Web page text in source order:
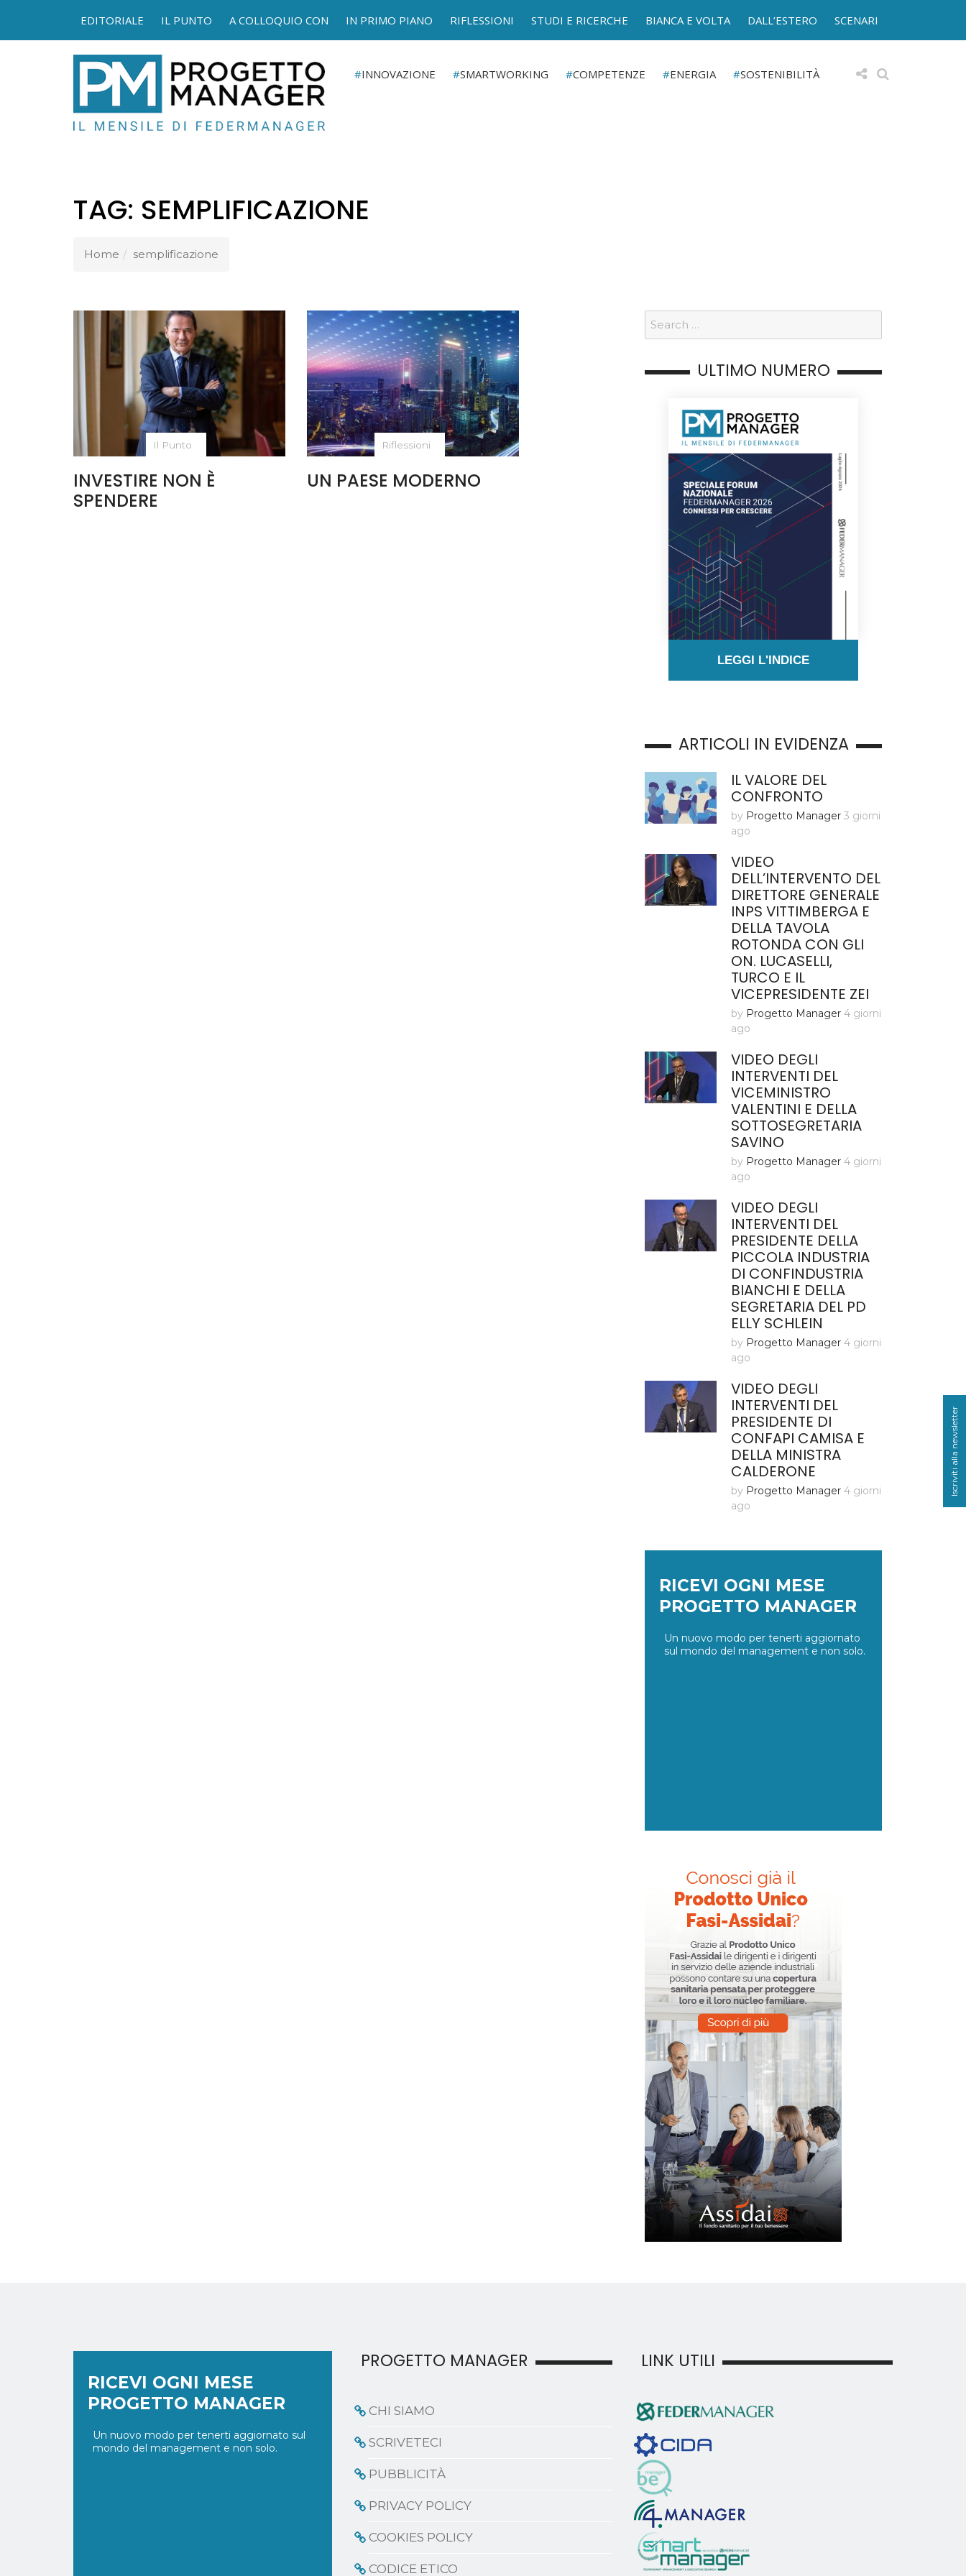
EDITORIALE IL PUNTO A COLLOQUIO CON IN PRIMO PIANO RIFLESSIONI STUDI E RICERCHE BIANCA E VOLTA DALL’ESTERO SCENARI
INNOVAZIONE SMARTWORKING COMPETENZE ENERGIA SOSTENIBILITÀ
TAG: SEMPLIFICAZIONE
Home semplificazione
Il Punto
INVESTIRE NON È
SPENDERE
Riflessioni
UN PAESE MODERNO
ULTIMO NUMERO
LEGGI L'INDICE
ARTICOLI IN EVIDENZA
IL VALORE DEL
CONFRONTO
by Progetto Manager 3 giorni
ago
VIDEO
DELL’INTERVENTO DEL
DIRETTORE GENERALE
INPS VITTIMBERGA E
DELLA TAVOLA
ROTONDA CON GLI
ON. LUCASELLI,
TURCO E IL
VICEPRESIDENTE ZEI
by Progetto Manager 4 giorni
ago
VIDEO DEGLI
INTERVENTI DEL
VICEMINISTRO
VALENTINI E DELLA
SOTTOSEGRETARIA
SAVINO
by Progetto Manager 4 giorni
ago
VIDEO DEGLI
INTERVENTI DEL
PRESIDENTE DELLA
PICCOLA INDUSTRIA
DI CONFINDUSTRIA
BIANCHI E DELLA
SEGRETARIA DEL PD
ELLY SCHLEIN
by Progetto Manager 4 giorni
ago
VIDEO DEGLI
INTERVENTI DEL
PRESIDENTE DI
CONFAPI CAMISA E
DELLA MINISTRA
CALDERONE
by Progetto Manager 4 giorni
ago
RICEVI OGNI MESE
PROGETTO MANAGER
Un nuovo modo per tenerti aggiornato
sul mondo del management e non solo.
RICEVI OGNI MESE
PROGETTO MANAGER
Un nuovo modo per tenerti aggiornato sul
mondo del management e non solo.
PROGETTO MANAGER
CHI SIAMO
SCRIVETECI
PUBBLICITÀ
PRIVACY POLICY
COOKIES POLICY
CODICE ETICO
LINK UTILI
Iscriviti alla newsletter